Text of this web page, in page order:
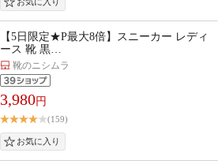
【5日限定★P最大8倍】スニーカー レディ
ース 靴 黒…
靴のニシムラ
3,980円
(159)